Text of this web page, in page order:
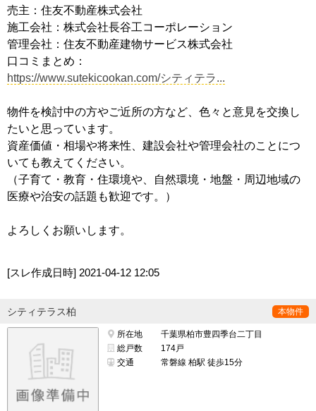
売主：住友不動産株式会社
施工会社：株式会社長谷工コーポレーション
管理会社：住友不動産建物サービス株式会社
口コミまとめ：
https://www.sutekicookan.com/シティテラ...
物件を検討中の方やご近所の方など、色々と意見を交換し
たいと思っています。
資産価値・相場や将来性、建設会社や管理会社のことにつ
いても教えてください。
（子育て・教育・住環境や、自然環境・地盤・周辺地域の
医療や治安の話題も歓迎です。）
よろしくお願いします。
[スレ作成日時] 2021-04-12 12:05
シティテラス柏 本物件
所在地
千葉県柏市豊四季台二丁目
総戸数
174戸
交通
常磐線 柏駅 徒歩15分